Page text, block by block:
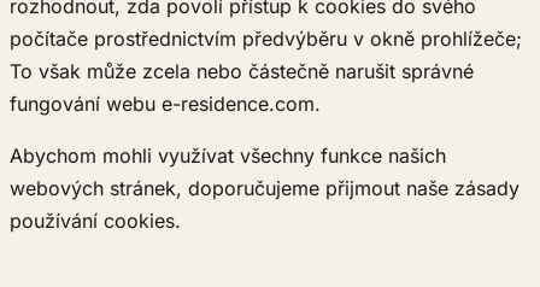
rozhodnout, zda povolí přístup k cookies do svého
počítače prostřednictvím předvýběru v okně prohlížeče;
To však může zcela nebo částečně narušit správné
fungování webu e-residence.com.
Abychom mohli využívat všechny funkce našich
webových stránek, doporučujeme přijmout naše zásady
používání cookies.